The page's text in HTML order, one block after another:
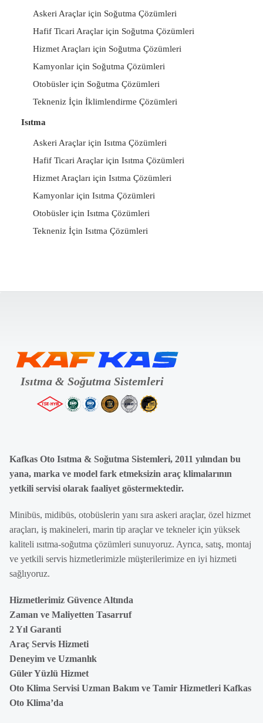
Askeri Araçlar için Soğutma Çözümleri
Hafif Ticari Araçlar için Soğutma Çözümleri
Hizmet Araçları için Soğutma Çözümleri
Kamyonlar için Soğutma Çözümleri
Otobüsler için Soğutma Çözümleri
Tekneniz İçin İklimlendirme Çözümleri
Isıtma
Askeri Araçlar için Isıtma Çözümleri
Hafif Ticari Araçlar için Isıtma Çözümleri
Hizmet Araçları için Isıtma Çözümleri
Kamyonlar için Isıtma Çözümleri
Otobüsler için Isıtma Çözümleri
Tekneniz İçin Isıtma Çözümleri
Kafkas Oto Isıtma & Soğutma Sistemleri, 2011 yılından bu
yana, marka ve model fark etmeksizin araç klimalarının
yetkili servisi olarak faaliyet göstermektedir.
Minibüs, midibüs, otobüslerin yanı sıra askeri araçlar, özel hizmet
araçları, iş makineleri, marin tip araçlar ve tekneler için yüksek
kaliteli ısıtma-soğutma çözümleri sunuyoruz. Ayrıca, satış, montaj
ve yetkili servis hizmetlerimizle müşterilerimize en iyi hizmeti
sağlıyoruz.
Hizmetlerimiz Güvence Altında
Zaman ve Maliyetten Tasarruf
2 Yıl Garanti
Araç Servis Hizmeti
Deneyim ve Uzmanlık
Güler Yüzlü Hizmet
Oto Klima Servisi Uzman Bakım ve Tamir Hizmetleri Kafkas
Oto Klima’da